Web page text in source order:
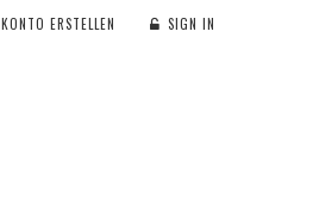
KONTO ERSTELLEN SIGN IN